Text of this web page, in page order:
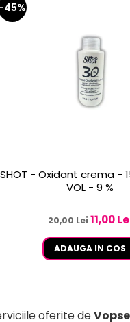
45%
SHOT - Oxidant crema -
VOL - 9 %
20,00 Lei11,00
ADAUGA IN COS
oferite de